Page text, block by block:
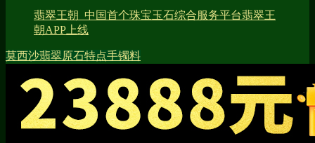
翡翠王朝_中国首个珠宝玉石综合服务平台翡翠王
朝APP上线
莫西沙翡翠原石特点手镯料